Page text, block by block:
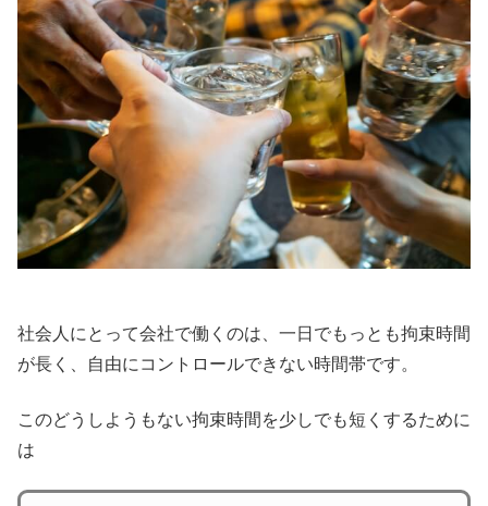
社会人にとって会社で働くのは、一日でもっとも拘束時間
が長く、自由にコントロールできない時間帯です。
このどうしようもない拘束時間を少しでも短くするために
は